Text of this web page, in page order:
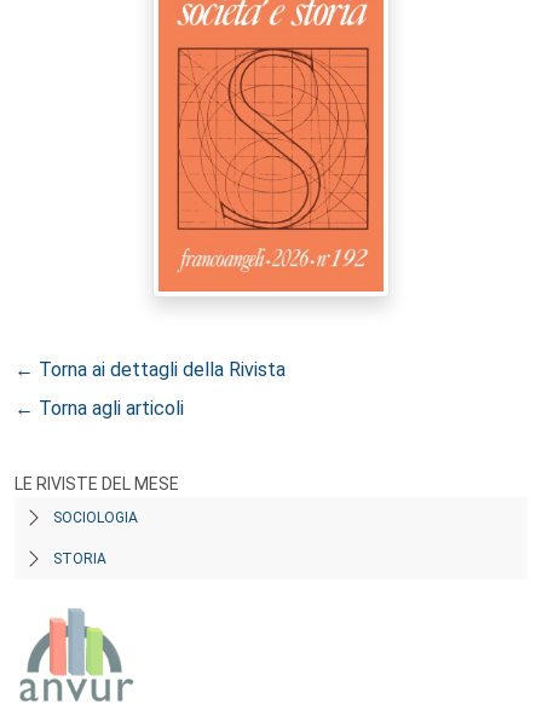
← Torna ai dettagli della Rivista
← Torna agli articoli
LE RIVISTE DEL MESE
SOCIOLOGIA
STORIA